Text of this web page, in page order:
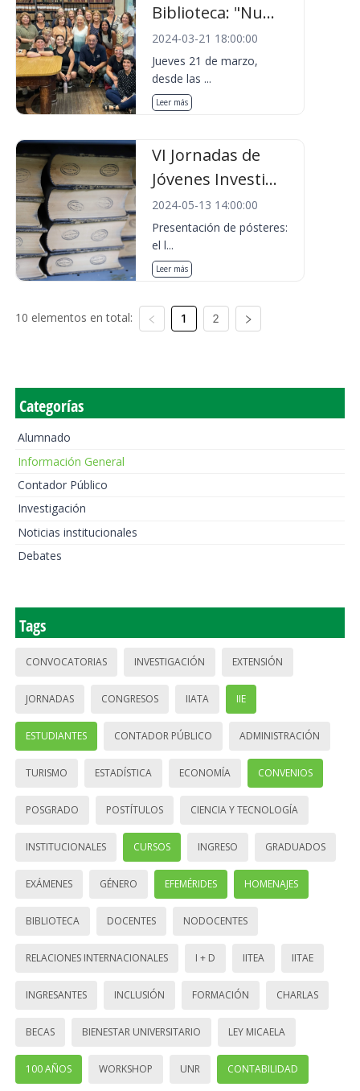
Biblioteca: "Nu...
2024-03-21 18:00:00
Jueves 21 de marzo,
desde las ...
Leer más
VI Jornadas de
Jóvenes Investi...
2024-05-13 14:00:00
Presentación de pósteres:
el l...
Leer más
10 elementos en total: 1 2
Categorías
Alumnado
Información General
Contador Público
Investigación
Noticias institucionales
Debates
Tags
CONVOCATORIAS INVESTIGACIÓN EXTENSIÓN
JORNADAS CONGRESOS IIATA IIE
ESTUDIANTES CONTADOR PÚBLICO ADMINISTRACIÓN
TURISMO ESTADÍSTICA ECONOMÍA CONVENIOS
POSGRADO POSTÍTULOS CIENCIA Y TECNOLOGÍA
INSTITUCIONALES CURSOS INGRESO GRADUADOS
EXÁMENES GÉNERO EFEMÉRIDES HOMENAJES
BIBLIOTECA DOCENTES NODOCENTES
RELACIONES INTERNACIONALES I + D IITEA IITAE
INGRESANTES INCLUSIÓN FORMACIÓN CHARLAS
BECAS BIENESTAR UNIVERSITARIO LEY MICAELA
100 AÑOS WORKSHOP UNR CONTABILIDAD